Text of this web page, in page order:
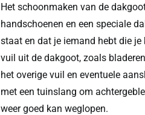
Het schoonmaken van de
handschoenen en een speciale
staat en dat je iemand hebt die
vuil uit de dakgoot, zoals
het overige vuil en eventuele
met een tuinslang om
weer goed kan weglopen.